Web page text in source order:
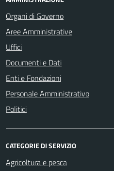
Organi di Governo
Aree Amministrative
Uffici
Documenti e Dati
Enti e Fondazioni
Personale Amministrativo
Politici
CATEGORIE DI SERVIZIO
Agricoltura e pesca